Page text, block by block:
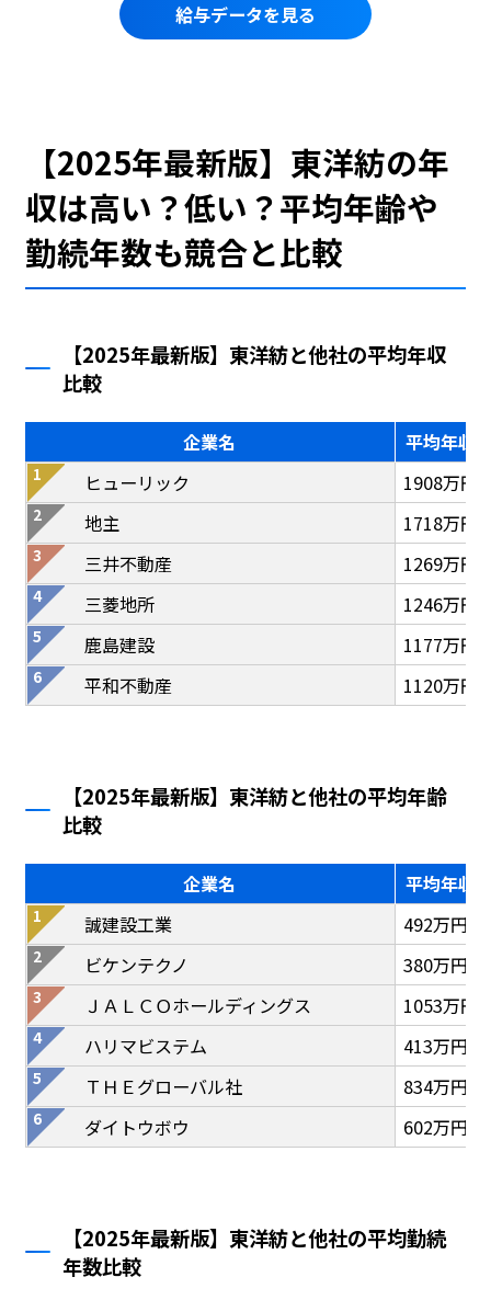
給与データを見る
【2025年最新版】東洋紡の年
収は高い？低い？平均年齢や
勤続年数も競合と比較
【2025年最新版】東洋紡と他社の平均年収
比較
企業名
平均年収
ヒューリック
1908万円
地主
1718万円
三井不動産
1269万円
三菱地所
1246万円
鹿島建設
1177万円
平和不動産
1120万円
【2025年最新版】東洋紡と他社の平均年齢
比較
企業名
平均年収
誠建設工業
492万円
ビケンテクノ
380万円
ＪＡＬＣＯホールディングス
1053万円
ハリマビステム
413万円
ＴＨＥグローバル社
834万円
ダイトウボウ
602万円
【2025年最新版】東洋紡と他社の平均勤続
年数比較